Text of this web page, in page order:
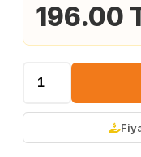
196.00